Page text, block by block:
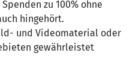
zu 100% ohne
hingehört.
und Videomaterial oder
gewährleistet